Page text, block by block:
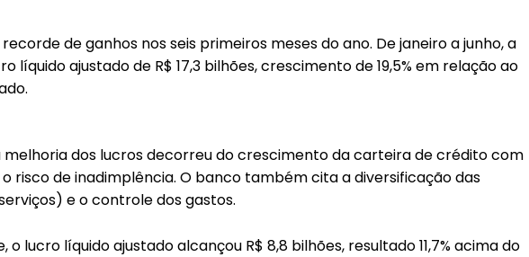
de ganhos nos seis primeiros meses do ano. De janeiro a junho, a
líquido ajustado de R$ 17,3 bilhões, crescimento de 19,5% em relação ao
melhoria dos lucros decorreu do crescimento da carteira de crédito com
risco de inadimplência. O banco também cita a diversificação das
e o controle dos gastos.
lucro líquido ajustado alcançou R$ 8,8 bilhões, resultado 11,7% acima do